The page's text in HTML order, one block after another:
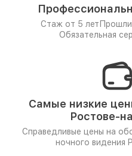
Стаж от 5 лет
Обязательная
Самые низкие
Ростове-
Справедливые цены на
ночного видения